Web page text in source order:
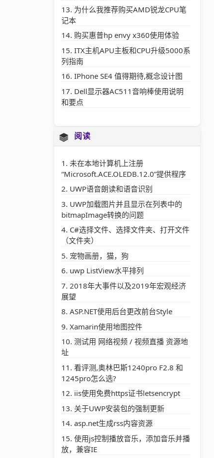
为什么我推荐购买AMD锐龙CPU笔
记本
购买惠普hp envy x360使用体验
ITX主机APU主板和CPU升级5000系
列指南
IPhone SE4 值得期待,概念设计图
Dell显示器AC511音响棒使用说明
和要点
阅读
未在本地计算机上注册
“Microsoft.ACE.OLEDB.12.0”提供程序
UWP语音朗读和语音识别
UWP加载图片并且显示在列表中的
bitmapImage转换的问题
C#选择文件、选择文件夹、打开文件
（文件夹）
宠物画册，猫，狗
uwp ListView水平排列
2018年大事件以及2019年宏观经济
展望
ASP.NET使用后台更改前台Style
Xamarin使用地图控件
测试用 网络视频 / 视频直播 资源地
址
看评测,奥林巴斯1240pro F2.8 和
1245pro怎么选?
iis使用免费https证书letsencrypt
关于UWP安装包的强制更新
asp.net生成rss内容资源
使用js控制播放音乐，添加音乐并播
放，兼容IE